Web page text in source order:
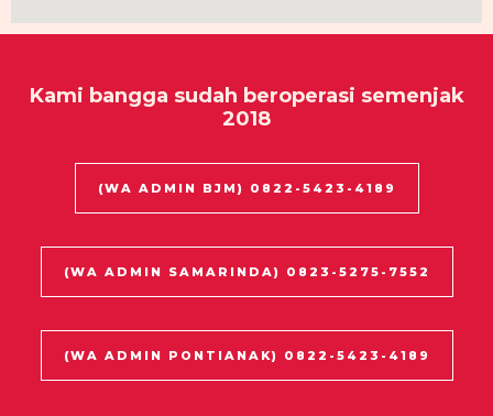
Kami bangga sudah beroperasi semenjak
2018
(WA ADMIN BJM) 0822-5423-4189
(WA ADMIN SAMARINDA) 0823-5275-7552
(WA ADMIN PONTIANAK) 0822-5423-4189